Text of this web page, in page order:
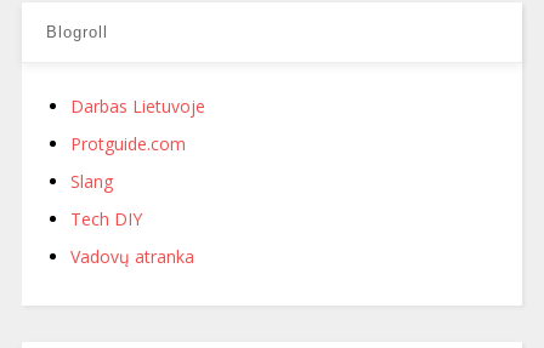
Blogroll
Darbas Lietuvoje
Protguide.com
Slang
Tech DIY
Vadovų atranka